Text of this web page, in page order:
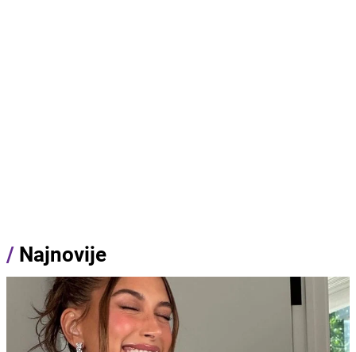
/ Najnovije